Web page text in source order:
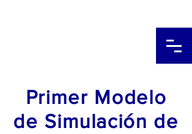
Primer Modelo
de Simulación de